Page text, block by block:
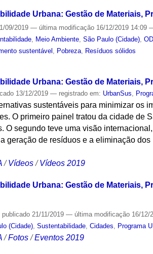
Urbana: Gestão de Materiais,
09/2019— última modificação 16/12/2019 14:09
Meio Ambiente ,São Paulo (Cidade) ,
sustentável Pobreza Resíduos sólidos
Urbana: Gestão de Materiais,
13/12/2019— registrado em: UrbanSus,
sustentáveis para minimizar os
O primeiro painel tratou da cidade de
O segundo teve uma visão
geração de resíduos e a eliminação
/Vídeos /Vídeos 2019
Urbana: Gestão de Materiais,
publicado 21/11/2019— última modificação 16/12/
(Cidade),Sustentabilidade,Cidades, Programa
/Fotos /Eventos 2019